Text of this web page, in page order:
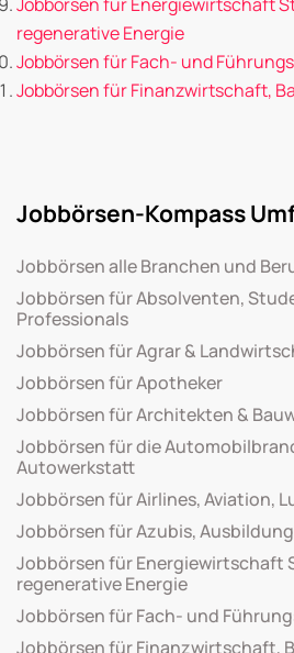
regenerative Energie
Jobbörsen für Fach- und
Jobbörsen für Finanzwirtschaft,
Jobbörsen-Kompass
Jobbörsen alle Branchen und
Jobbörsen für Absolventen,
Professionals
Jobbörsen für Agrar &
Jobbörsen für Apotheker
Jobbörsen für Architekten &
Jobbörsen für die
Autowerkstatt
Jobbörsen für Airlines, Aviation,
Jobbörsen für Azubis,
Jobbörsen für Energiewirtschaft
regenerative Energie
Jobbörsen für Fach- und
Jobbörsen für Finanzwirtschaft,